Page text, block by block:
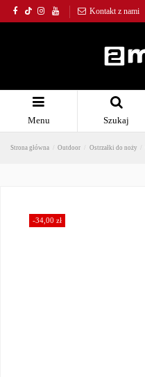
Kontakt z nami
Menu Szukaj
Strona główna Outdoor Ostrzałki do noży
-34,00 zł